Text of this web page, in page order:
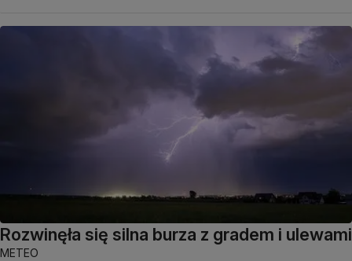
Rozwinęła się silna burza z gradem i ulewami
METEO